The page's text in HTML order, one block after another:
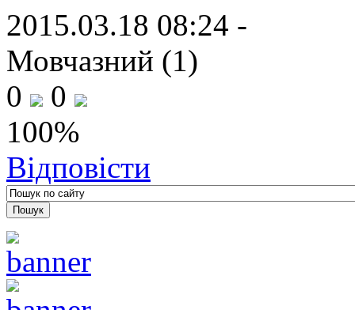
2015.03.18 08:24 -
Мовчазний (1)
0
0
100%
Відповісти